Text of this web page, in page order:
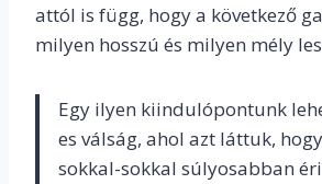
attól is függ, hogy a következő
milyen hosszú és milyen mély
Egy ilyen kiindulópontunk
es válság, ahol azt láttuk,
sokkal-sokkal súlyosabban